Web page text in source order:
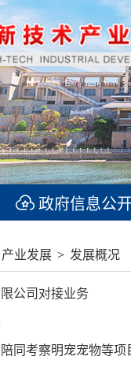
政府信息公
产业发展 > 发展概况
公司对接业务
同考察明宠宠物等项